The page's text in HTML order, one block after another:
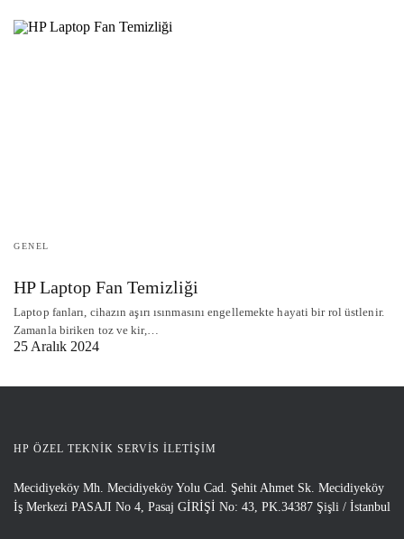
GENEL
HP Laptop Fan Temizliği
Laptop fanları, cihazın aşırı ısınmasını engellemekte hayati bir rol üstlenir.
Zamanla biriken toz ve kir,…
25 Aralık 2024
HP ÖZEL TEKNIK SERVIS İLETIŞIM
Mecidiyeköy Mh. Mecidiyeköy Yolu Cad. Şehit Ahmet Sk. Mecidiyeköy
İş Merkezi PASAJI No 4, Pasaj GİRİŞİ No: 43, PK.34387 Şişli / İstanbul